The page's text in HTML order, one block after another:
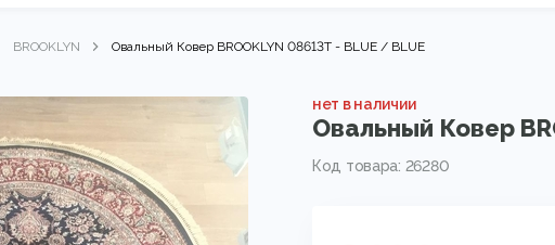
BROOKLYN Овальный Ковер BROOKLYN 08613T - BLUE / BLUE
нет в наличии
Овальный Ковер
Код товара: 26280